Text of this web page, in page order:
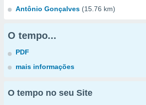
Antônio Gonçalves (15.76 km)
O tempo...
PDF
mais informações
O tempo no seu Site